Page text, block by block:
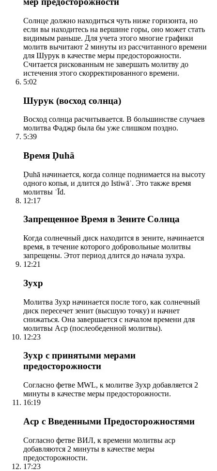
Солнце должно находиться чуть ниже горизонта, но
если вы находитесь на вершине горы, оно может стать
видимым раньше. Для учета этого многие графики
молитв вычитают 2 минуты из рассчитанного времени
для Шурук в качестве меры предосторожности.
Считается рискованным не завершать молитву до
истечения этого скорректированного времени.
5:02
Шурук (восход солнца)
Восход солнца расчитывается. В большинстве случаев
молитва Фаджр была бы уже слишком поздно.
5:39
Время Ḍuhā
Ḍuhā начинается, когда солнце поднимается на высоту
одного копья, и длится до Istiwāʾ. Это также время
молитвы ʿĪd.
12:17
Запрещенное Время в Зените Солнца
Когда солнечный диск находится в зените, начинается
время, в течение которого добровольные молитвы
запрещены. Этот период длится до начала зухра.
12:21
Зухр
Молитва Зухр начинается после того, как солнечный
диск пересечет зенит (высшую точку) и начнет
снижаться. Она завершается с началом времени для
молитвы Аср (послеобеденной молитвы).
12:23
Зухр с принятыми мерами
предосторожности
Согласно фетве MWL, к молитве Зухр добавляется 2
минуты в качестве меры предосторожности.
16:19
Аср с Введенными Предосторожностями
Согласно фетве ВИЛ, к времени молитвы аср
добавляются 2 минуты в качестве меры
предосторожности.
17:23